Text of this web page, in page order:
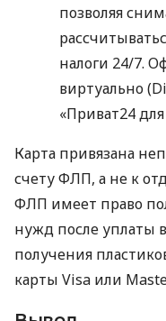
позволяя
налоги 24/7.
виртуально
«Приват24
Карта привязана
счету ФЛП, а не к
ФЛП имеет право
нужд после уплаты
получения
карты Visa или